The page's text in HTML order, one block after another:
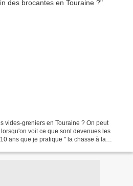
vides-greniers en Touraine ? On peut
voit ce que sont devenues les
ans que je pratique " la chasse à la